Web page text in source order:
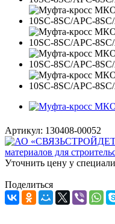
Артикул: 130408-00052
Уточнить цену у
Поделиться